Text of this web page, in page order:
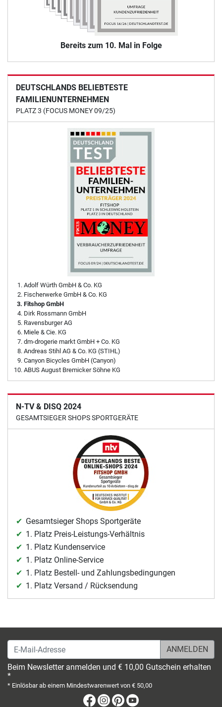
Bereits zum 10. Mal in Folge
DEUTSCHLANDS BELIEBTESTE
FAMILIENUNTERNEHMEN
PLATZ 3 (FOCUS MONEY 09/25)
Adolf Würth GmbH & Co. KG
Fischerwerke GmbH & Co. KG
Fitshop GmbH
Dirk Rossmann GmbH
Ravensburger AG
Miele & Cie. KG
dm-drogerie markt GmbH + Co. KG
Andreas Stihl AG & Co. KG (STIHL)
Canyon Bicycles GmbH (Canyon)
ABUS August Bremicker Söhne KG
N-TV & DISQ 2024
GESAMTSIEGER SHOPS SPORTGERÄTE
Gesamtsieger Shops Sportgeräte
1. Platz Preis-Leistungs-Verhältnis
1. Platz Kundenservice
1. Platz Online-Service
1. Platz Bestell- und Zahlungsbedingungen
1. Platz Versand / Rücksendung
E-Mail-Adresse
Beim Newsletter anmelden und € 10,00 Gutschein erhalten
*
* Einlösbar ab einem Mindestwarenwert von € 50,00
Facebook
Instagram
Pinterest